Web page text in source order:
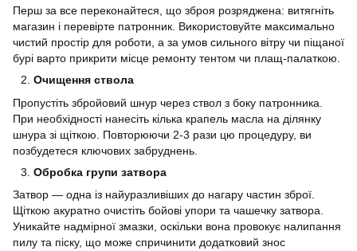
Перш за все переконайтеся, що зброя розряджена: витягніть
магазин і перевірте патронник. Використовуйте максимально
чистий простір для роботи, а за умов сильного вітру чи піщаної
бурі варто прикрити місце ремонту тентом чи плащ-палаткою.
Очищення ствола
Пропустіть збройовий шнур через ствол з боку патронника.
При необхідності нанесіть кілька крапель масла на ділянку
шнура зі щіткою. Повторюючи 2-3 рази цю процедуру, ви
позбудетеся ключових забруднень.
Обробка групи затвора
Затвор — одна із найуразливіших до нагару частин зброї.
Щіткою акуратно очистіть бойові упори та чашечку затвора.
Уникайте надмірної змазки, оскільки вона провокує налипання
пилу та піску, що може спричинити додатковий знос